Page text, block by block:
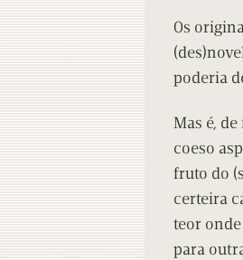
Os
poderia
Mas é,
coeso
fruto do
certeira
teor
para